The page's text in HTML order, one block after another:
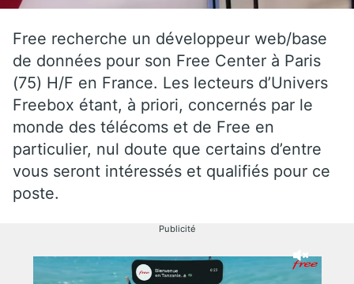
Free recherche un développeur web/base
de données pour son Free Center à Paris
(75) H/F en France. Les lecteurs d’Univers
Freebox étant, à priori, concernés par le
monde des télécoms et de Free en
particulier, nul doute que certains d’entre
vous seront intéressés et qualifiés pour ce
poste.
Publicité